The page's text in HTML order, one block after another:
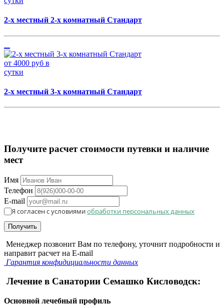
2-х местный 2-х комнатный Стандарт
от 4000 руб в
сутки
2-х местный 3-х комнатный Стандарт
Получите расчет стоимости путевки и наличие
мест
Имя
Телефон
E-mail
Я согласен с условиямиобработки персональных данных
Получить
Менеджер позвонит Вам по телефону, уточнит подробности и
направит расчет на E-mail
Гарантия конфидициальности данных
Лечение в Санатории Семашко Кисловодск:
Основной лечебный профиль